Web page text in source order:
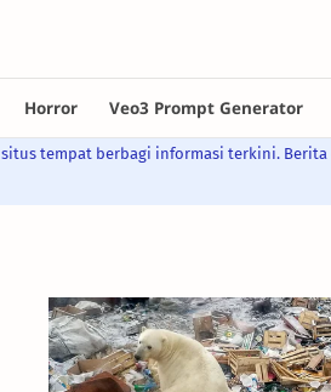
situs tempat berbagi informasi terkini.